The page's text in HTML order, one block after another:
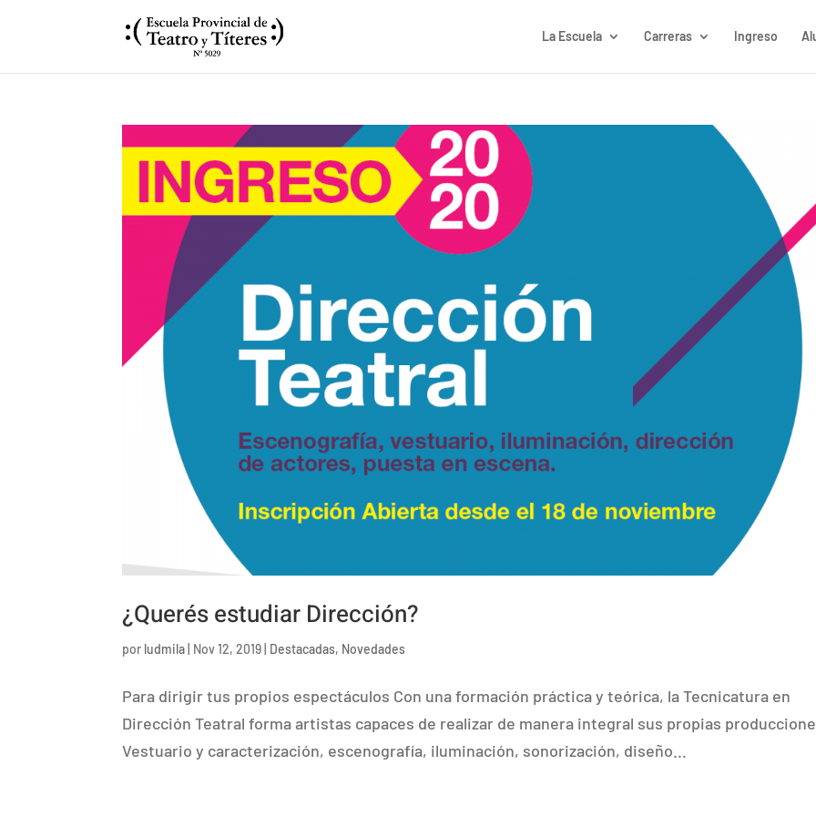
La Escuela Carreras Ingreso
¿Querés estudiar Dirección?
por ludmila Nov 12, 2019 Destacadas, Novedades
Para dirigir tus propios espectáculos Con una formación práctica y teórica, la Tecnicatura en
Dirección Teatral forma artistas capaces de realizar de manera integral sus propias
Vestuario y caracterización, escenografía, iluminación, sonorización, diseño...